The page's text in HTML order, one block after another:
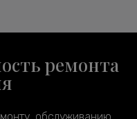
ремонта